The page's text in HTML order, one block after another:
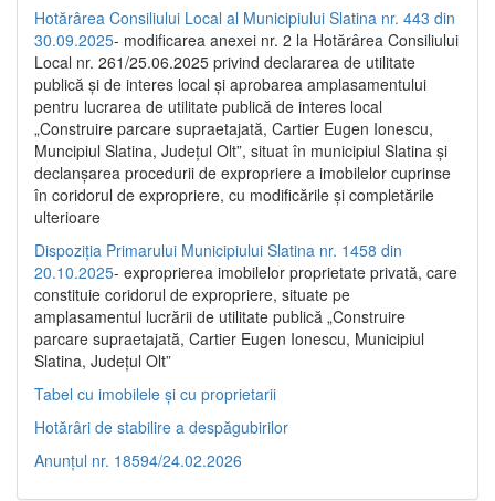
Hotărârea Consiliului Local al Municipiului Slatina nr. 443 din
30.09.2025- modificarea anexei nr. 2 la Hotărârea Consiliului
Local nr. 261/25.06.2025 privind declararea de utilitate
publică şi de interes local şi aprobarea amplasamentului
pentru lucrarea de utilitate publică de interes local
„Construire parcare supraetajată, Cartier Eugen Ionescu,
Muncipiul Slatina, Judeţul Olt”, situat în municipiul Slatina şi
declanşarea procedurii de expropriere a imobilelor cuprinse
în coridorul de expropriere, cu modificările şi completările
ulterioare
Dispoziția Primarului Municipiului Slatina nr. 1458 din
20.10.2025- exproprierea imobilelor proprietate privată, care
constituie coridorul de expropriere, situate pe
amplasamentul lucrării de utilitate publică „Construire
parcare supraetajată, Cartier Eugen Ionescu, Municipiul
Slatina, Județul Olt”
Tabel cu imobilele și cu proprietarii
Hotărâri de stabilire a despăgubirilor
Anunțul nr. 18594/24.02.2026